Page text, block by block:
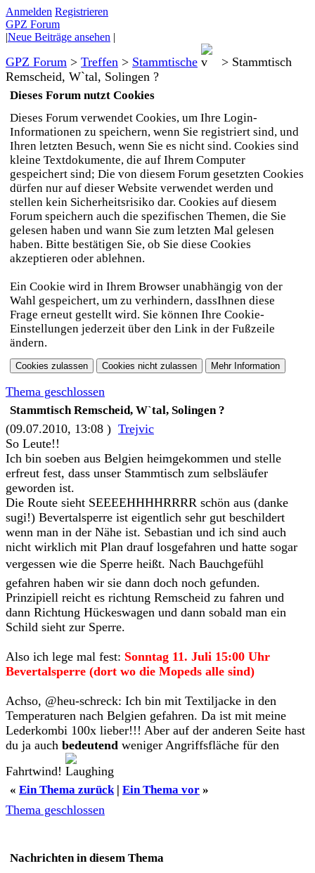
Anmelden Registrieren
GPZ Forum
|Neue Beiträge ansehen |
GPZ Forum > Treffen > Stammtische > Stammtisch
Remscheid, W`tal, Solingen ?
Dieses Forum nutzt Cookies
Dieses Forum verwendet Cookies, um Ihre Login-
Informationen zu speichern, wenn Sie registriert sind, und
Ihren letzten Besuch, wenn Sie es nicht sind. Cookies sind
kleine Textdokumente, die auf Ihrem Computer
gespeichert sind; Die von diesem Forum gesetzten Cookies
dürfen nur auf dieser Website verwendet werden und
stellen kein Sicherheitsrisiko dar. Cookies auf diesem
Forum speichern auch die spezifischen Themen, die Sie
gelesen haben und wann Sie zum letzten Mal gelesen
haben. Bitte bestätigen Sie, ob Sie diese Cookies
akzeptieren oder ablehnen.
Ein Cookie wird in Ihrem Browser unabhängig von der
Wahl gespeichert, um zu verhindern, dassIhnen diese
Frage erneut gestellt wird. Sie können Ihre Cookie-
Einstellungen jederzeit über den Link in der Fußzeile
ändern.
Thema geschlossen
Stammtisch Remscheid, W`tal, Solingen ?
(09.07.2010, 13:08 ) Trejvic
So Leute!!
Ich bin soeben aus Belgien heimgekommen und stelle
erfreut fest, dass unser Stammtisch zum selbsläufer
geworden ist.
Die Route sieht SEEEEHHHHRRRR schön aus (danke
sugi!) Bevertalsperre ist eigentlich sehr gut beschildert
wenn man in der Nähe ist. Sebastian und ich sind auch
nicht wirklich mit Plan drauf losgefahren und hatte sogar
vergessen wie die Sperre heißt. Nach Bauchgefühl
gefahren haben wir sie dann doch noch gefunden.
Prinzipiell reicht es richtung Remscheid zu fahren und
dann Richtung Hückeswagen und dann sobald man ein
Schild sieht zur Sperre.
Also ich lege mal fest: Sonntag 11. Juli 15:00 Uhr
Bevertalsperre (dort wo die Mopeds alle sind)
Achso, @heu-schreck: Ich bin mit Textiljacke in den
Temperaturen nach Belgien gefahren. Da ist mit meine
Lederkombi 100x lieber!!! Aber auf der anderen Seite hast
du ja auch bedeutend weniger Angriffsfläche für den
Fahrtwind!
« Ein Thema zurück| Ein Thema vor »
Thema geschlossen
Nachrichten in diesem Thema